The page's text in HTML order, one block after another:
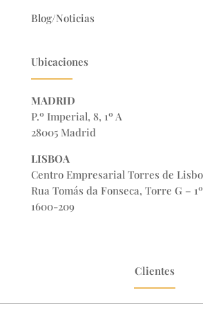
Blog/Noticias
Ubicaciones
MADRID
P.º Imperial, 8, 1º A
28005 Madrid
LISBOA
Centro Empresarial Torres de
Rua Tomás da Fonseca, Torre G –
1600-209
Clientes